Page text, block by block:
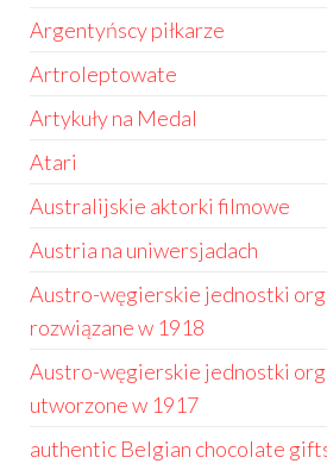
Argentyńscy piłkarze
Artroleptowate
Artykuły na Medal
Atari
Australijskie aktorki filmowe
Austria na uniwersjadach
Austro-węgierskie jednostki
rozwiązane w 1918
Austro-węgierskie jednostki
utworzone w 1917
authentic Belgian chocolate